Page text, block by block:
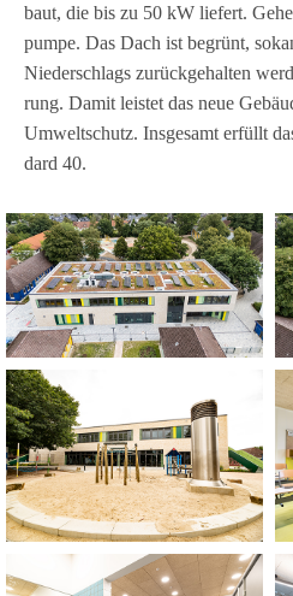
baut, die bis zu 50 kW lie­fert.
pumpe. Das Dach ist begrünt,
Nie­der­schlags zurück­ge­hal­ten
rung. Damit leis­tet das neue
Umwelt­schutz. Ins­ge­samt erfüllt
dard 40.